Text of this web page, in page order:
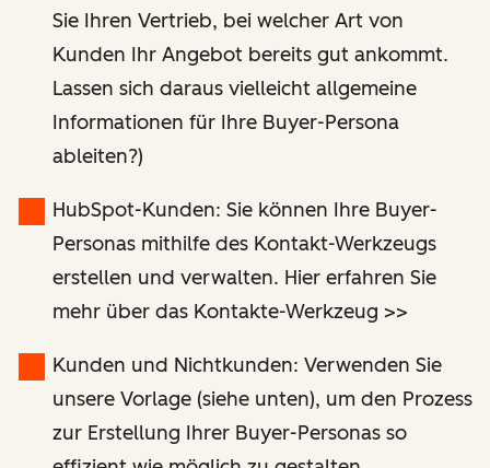
Sie Ihren Vertrieb, bei welcher Art von
Kunden Ihr Angebot bereits gut ankommt.
Lassen sich daraus vielleicht allgemeine
Informationen für Ihre Buyer-Persona
ableiten?)
HubSpot-Kunden: Sie können Ihre Buyer-
Personas mithilfe des Kontakt-Werkzeugs
erstellen und verwalten. Hier erfahren Sie
mehr über das Kontakte-Werkzeug >>
Kunden und Nichtkunden: Verwenden Sie
unsere Vorlage (siehe unten), um den Prozess
zur Erstellung Ihrer Buyer-Personas so